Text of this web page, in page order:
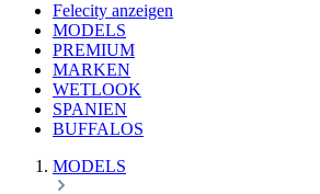
Felecity anzeigen
MODELS
PREMIUM
MARKEN
WETLOOK
SPANIEN
BUFFALOS
MODELS